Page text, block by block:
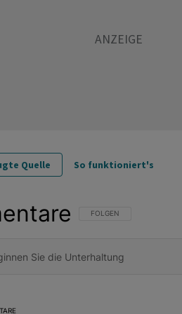
Quelle So funktioniert's
FOLGE DIESER
FOLGEN